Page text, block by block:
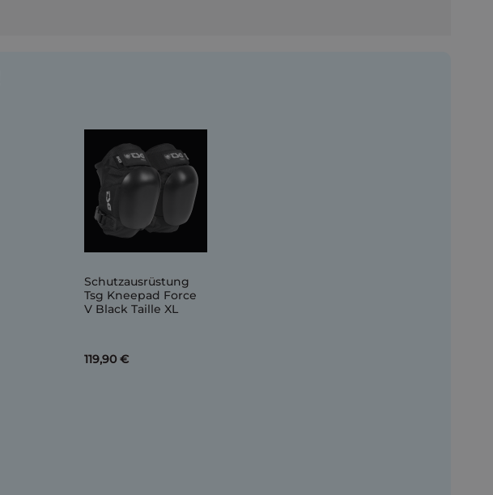
Schutzausrüstung
Tsg Kneepad Force
V Black Taille XL
119,90 €